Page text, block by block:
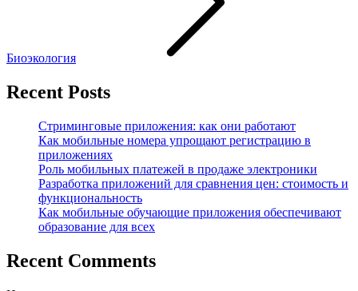
Биоэкология
Recent Posts
Стриминговые приложения: как они работают
Как мобильные номера упрощают регистрацию в
приложениях
Роль мобильных платежей в продаже электроники
Разработка приложений для сравнения цен: стоимость и
функциональность
Как мобильные обучающие приложения обеспечивают
образование для всех
Recent Comments